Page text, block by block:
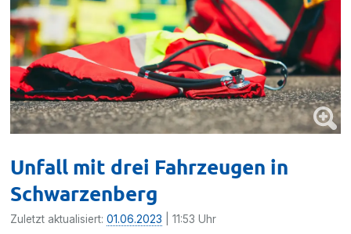
Unfall mit drei Fahrzeugen in
Schwarzenberg
Zuletzt aktualisiert:01.06.2023 | 11:53 Uhr